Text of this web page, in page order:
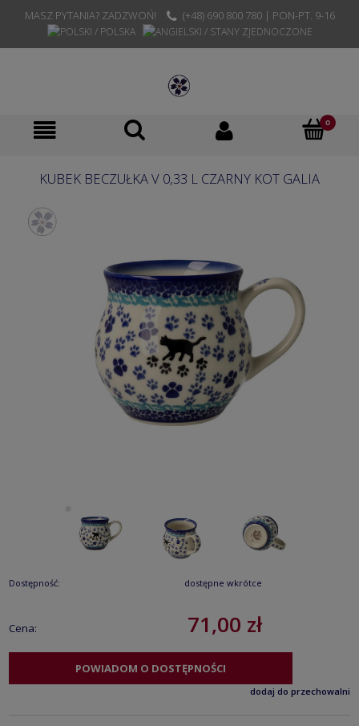
MASZ PYTANIA? ZADZWOŃ! (+48) 690 800 780 | PON-PT. 9-16
KUBEK BECZUŁKA V 0,33 L CZARNY KOT GALIA
Dostępność: dostępne wkrótce
Cena: 71,00 zł
POWIADOM O DOSTĘPNOŚCI
dodaj do przechowalni